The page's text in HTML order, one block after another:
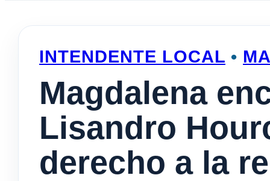
INTENDENTE LOCAL •
Magdalena
Lisandro
derecho a la